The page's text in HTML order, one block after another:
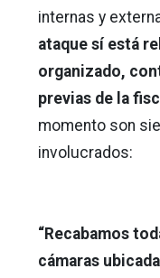
internas y
ataque sí está
organizado,
previas de la
momento son
involucrados:
“Recabamos
cámaras